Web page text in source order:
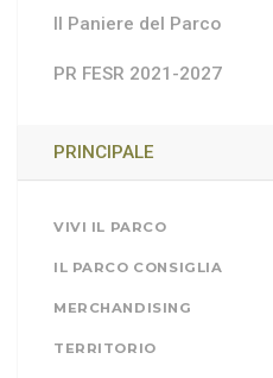
Il Paniere del Parco
PR FESR 2021-2027
PRINCIPALE
VIVI IL PARCO
IL PARCO CONSIGLIA
MERCHANDISING
TERRITORIO